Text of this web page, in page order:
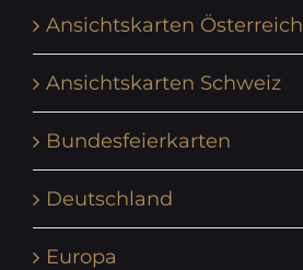
Ansichtskarten Österreich
Ansichtskarten Schweiz
Bundesfeierkarten
Deutschland
Europa